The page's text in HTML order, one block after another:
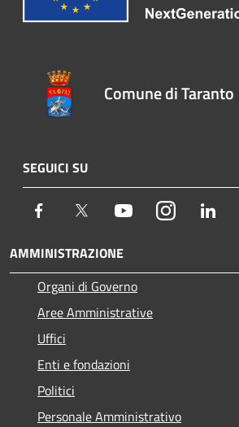
Comune di Taranto
SEGUICI SU
Facebook Twitter YoutubeInstagram
AMMINISTRAZIONE
Organi di Governo
Aree Amministrative
Uffici
Enti e fondazioni
Politici
Personale Amministrativo